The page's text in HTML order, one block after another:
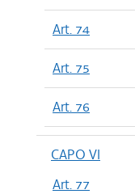
Art. 74
Art. 75
Art. 76
CAPO VI
Art. 77